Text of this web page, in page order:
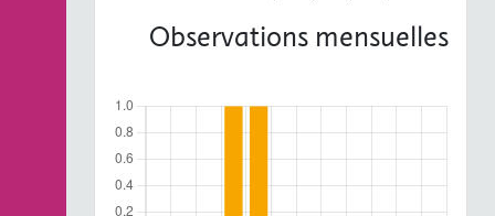
Observations mensuelles